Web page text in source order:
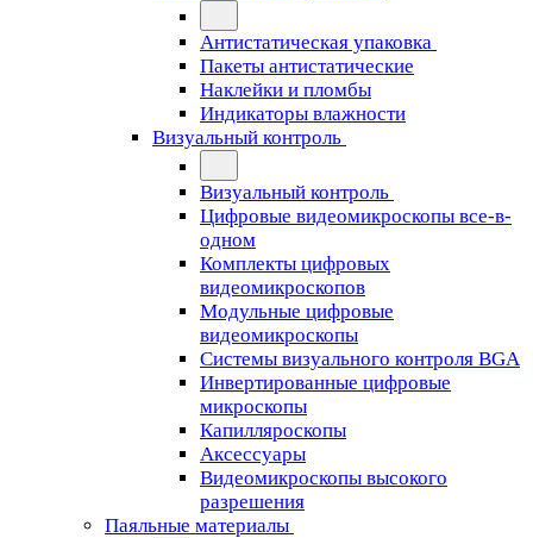
Антистатическая упаковка
Пакеты антистатические
Наклейки и пломбы
Индикаторы влажности
Визуальный контроль
Визуальный контроль
Цифровые видеомикроскопы все-в-
одном
Комплекты цифровых
видеомикроскопов
Модульные цифровые
видеомикроскопы
Cистемы визуального контроля BGA
Инвертированные цифровые
микроскопы
Капилляроскопы
Аксессуары
Видеомикроскопы высокого
разрешения
Паяльные материалы